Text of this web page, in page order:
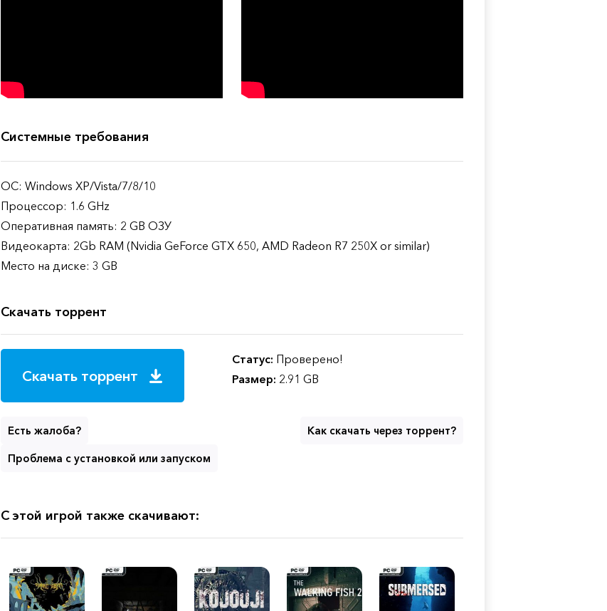
Системные требования
ОС: Windows XP/Vista/7/8/10
Процессор: 1.6 GHz
Оперативная память: 2 GB ОЗУ
Видеокарта: 2Gb RAM (Nvidia GeForce GTX 650, AMD Radeon R7 250X or similar)
Место на диске: 3 GB
Скачать торрент
Скачать торрент
Статус: Проверено!
Размер: 2.91 GB
Есть жалоба? Как скачать через торрент?
Проблема с установкой или запуском
С этой игрой также скачивают: